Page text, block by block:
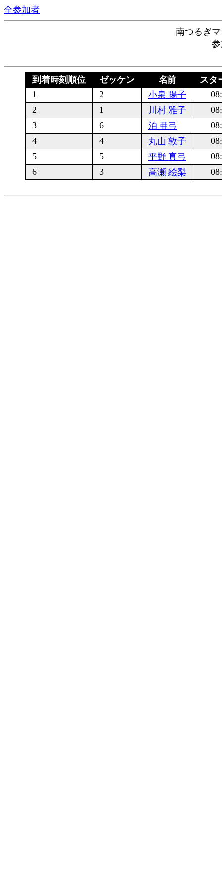
全参加者
南つるぎ
到着時刻順位 ゼッケン 名前
スタ
1
2 小泉 陽子
2
1 川村 雅子
3
6 泊 亜弓
4
4 丸山 敦子
5
5 平野 真弓
6
3 高瀬 絵梨